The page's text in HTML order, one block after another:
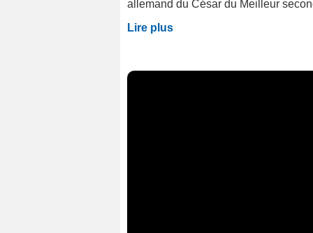
allemand du César du Meilleur
Lire plus